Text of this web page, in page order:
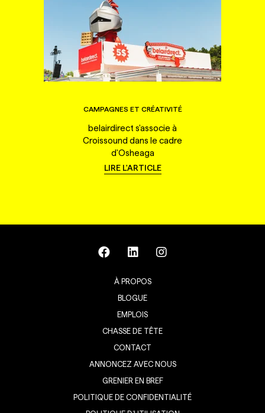
CAMPAGNES ET CRÉATIVITÉ
belairdirect s'associe à
Croissound dans le cadre
d'Osheaga
LIRE L'ARTICLE
À PROPOS
BLOGUE
EMPLOIS
CHASSE DE TÊTE
CONTACT
ANNONCEZ AVEC NOUS
GRENIER EN BREF
POLITIQUE DE CONFIDENTIALITÉ